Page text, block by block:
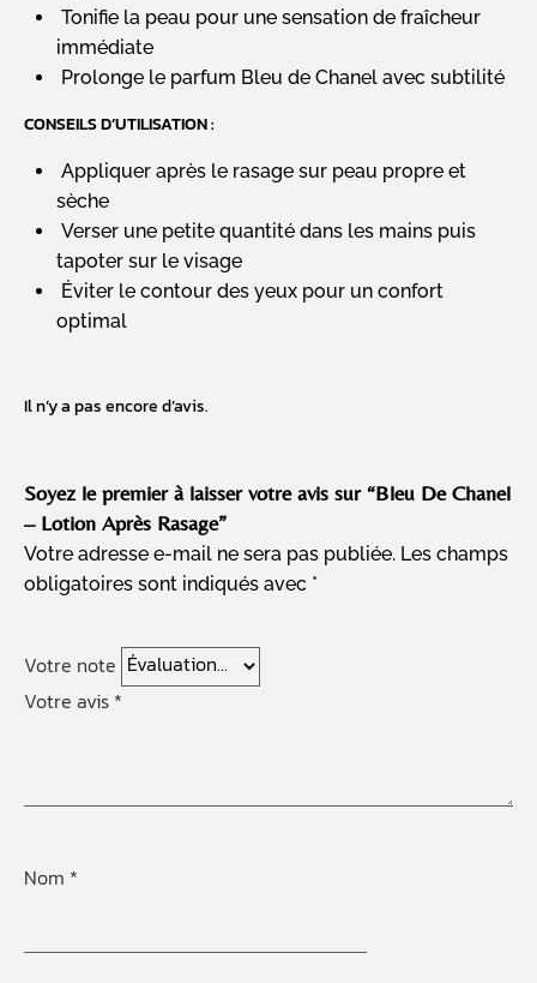
Tonifie la peau pour une sensation de fraîcheur
immédiate
Prolonge le parfum Bleu de Chanel avec subtilité
CONSEILS D’UTILISATION :
Appliquer après le rasage sur peau propre et
sèche
Verser une petite quantité dans les mains puis
tapoter sur le visage
Éviter le contour des yeux pour un confort
optimal
Il n’y a pas encore d’avis.
Soyez le premier à laisser votre avis sur “Bleu De Chanel
– Lotion Après Rasage”
Votre adresse e-mail ne sera pas publiée. Les champs
obligatoires sont indiqués avec *
Votre note
Votre avis *
Nom *